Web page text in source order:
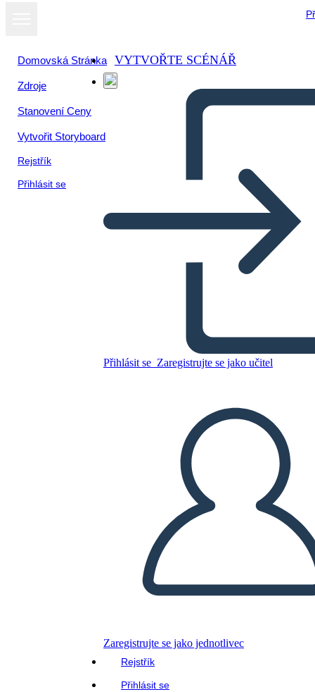
Domovská Stránka
Zdroje
Stanovení Ceny
Vytvořit Storyboard
Rejstřík
Přihlásit se
VYTVOŘTE SCÉNÁŘ
Přihlásit se Zaregistrujte se jako učitel
Zaregistrujte se jako jednotlivec
Rejstřík
Přihlásit se
Verano - Diagrama de los
Cinco Actos
VYTVOŘIT STORYBOARD
PŘEHRÁT PREZENTACI
PŘEČTI MI